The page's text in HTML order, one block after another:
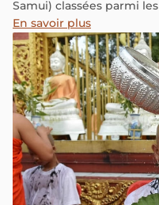
Samui) classées parmi
En savoir plus